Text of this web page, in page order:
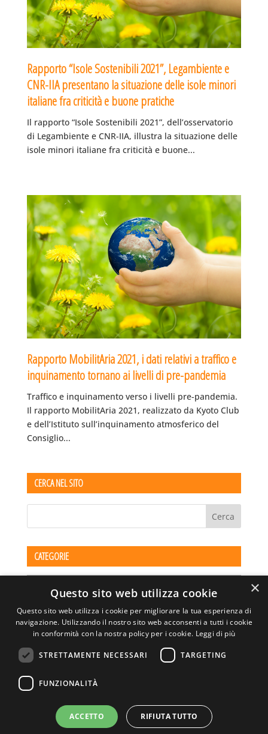
Rapporto “Isole Sostenibili 2021”, Legambiente e
CNR-IIA presentano la situazione delle isole minori
italiane fra criticità e buone pratiche
Il rapporto “Isole Sostenibili 2021”, dell’osservatorio
di Legambiente e CNR-IIA, illustra la situazione delle
isole minori italiane fra criticità e buone...
Rapporto MobilitAria 2021, i dati relativi a traffico e
inquinamento tornano ai livelli di pre-pandemia
Traffico e inquinamento verso i livelli pre-pandemia.
Il rapporto MobilitAria 2021, realizzato da Kyoto Club
e dell’Istituto sull’inquinamento atmosferico del
Consiglio...
CERCA NEL SITO
CATEGORIE
DELLA TORRE, 15 – 20127 – MILANO – P. IVA
SITO REALIZZATO DA GRAFICAEFOTO WEB AGENCY –
PARTNER SINTEL
×
Questo sito web utilizza cookie
Questo sito web utilizza i cookie per migliorare la tua esperienza di
navigazione. Utilizzando il nostro sito web acconsenti a tutti i cookie
in conformità con la nostra policy per i cookie. Leggi di più
STRETTAMENTE NECESSARI TARGETING
FUNZIONALITÀ
ACCETTO RIFIUTA TUTTO